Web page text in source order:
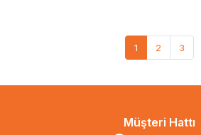
1 2 3
Müşteri Hattı